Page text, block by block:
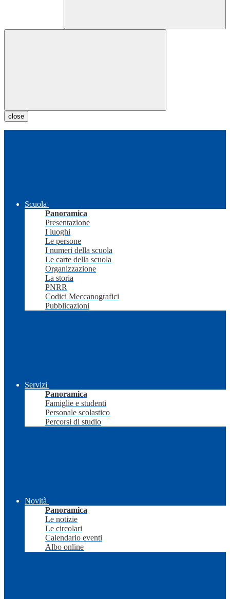
close
Scuola
Panoramica
Presentazione
I luoghi
Le persone
I numeri della scuola
Le carte della scuola
Organizzazione
La storia
PNRR
Codici Meccanografici
Pubblicazioni
Servizi
Panoramica
Famiglie e studenti
Personale scolastico
Percorsi di studio
Novità
Panoramica
Le notizie
Le circolari
Calendario eventi
Albo online